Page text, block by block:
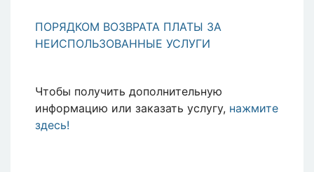
ПОРЯДКОМ ВОЗВРАТА ПЛАТЫ ЗА
НЕИСПОЛЬЗОВАННЫЕ УСЛУГИ
Чтобы получить дополнительную
информацию или заказать услугу, нажмите
здесь!